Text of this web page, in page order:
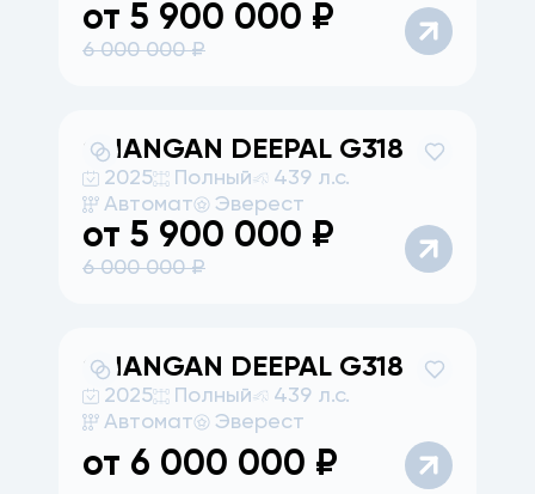
от 5 900 000 ₽
6 000 000₽
CHANGAN DEEPAL G318
2025 Полный
439 л.с.
Автомат
Эверест
от 5 900 000 ₽
6 000 000₽
CHANGAN DEEPAL G318
2025 Полный
439 л.с.
Автомат
Эверест
от 6 000 000 ₽